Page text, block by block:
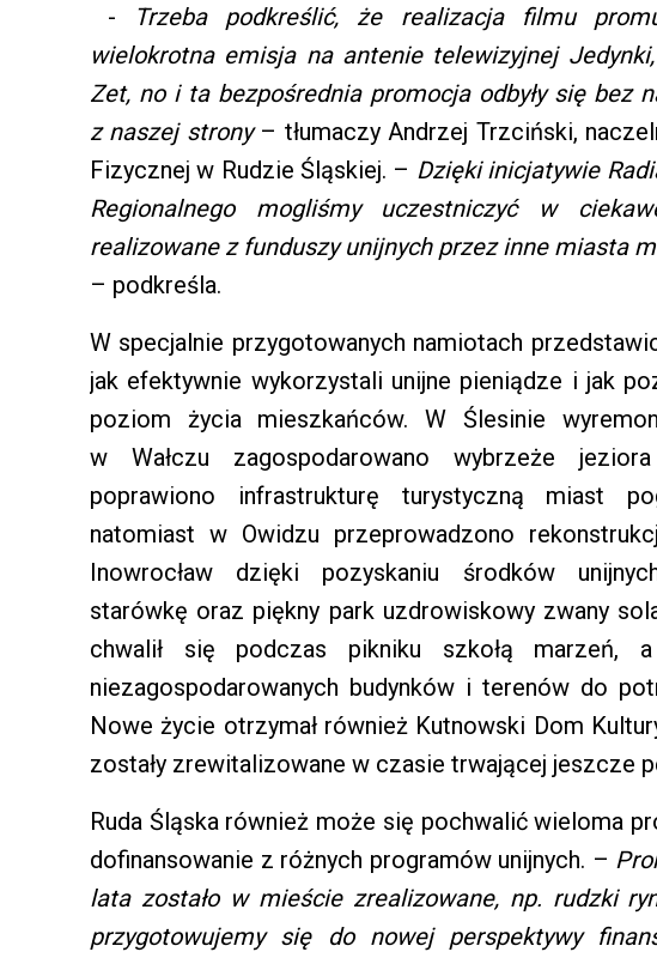
-
Trzeba podkreślić, że realizacja filmu
wielokrotna emisja na antenie telewizyjnej
Zet, no i ta bezpośrednia promocja odbyły się bez
z naszej strony– tłumaczy Andrzej Trzciński,
Fizycznej w Rudzie Śląskiej. – Dzięki inicjatywie
Regionalnego mogliśmy uczestniczyć w
realizowane z funduszy unijnych przez inne miasta
– podkreśla.
W specjalnie przygotowanych namiotach
jak efektywnie wykorzystali unijne pieniądze i jak
poziom życia mieszkańców. W Ślesinie
w Wałczu zagospodarowano wybrzeże
poprawiono infrastrukturę turystyczną miast
natomiast w Owidzu przeprowadzono
Inowrocław dzięki pozyskaniu środków
starówkę oraz piękny park uzdrowiskowy zwany
chwalił się podczas pikniku szkołą marzeń,
niezagospodarowanych budynków i terenów do
Nowe życie otrzymał również Kutnowski Dom
zostały zrewitalizowane w czasie trwającej jeszcze
Ruda Śląska również może się pochwalić wieloma
dofinansowanie z różnych programów unijnych. –
lata zostało w mieście zrealizowane, np. rudzki
przygotowujemy się do nowej perspektywy